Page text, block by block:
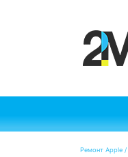
SE
Ремонт Apple /